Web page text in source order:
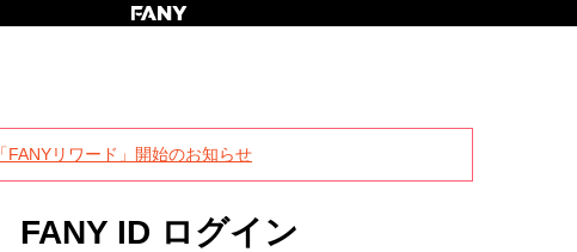
FANYリワード」開始のお知らせ
FANY ID ログイン